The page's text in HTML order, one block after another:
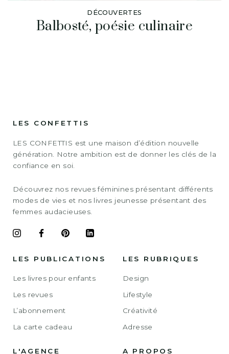
DÉCOUVERTES
Balbosté, poésie culinaire
LES CONFETTIS
LES CONFETTIS est une maison d’édition nouvelle
génération. Notre ambition est de donner les clés de la
confiance en soi.
Découvrez nos revues féminines présentant différents
modes de vies et nos livres jeunesse présentant des
femmes audacieuses.
LES PUBLICATIONS
Les livres pour enfants
Les revues
L’abonnement
La carte cadeau
LES RUBRIQUES
Design
Lifestyle
Créativité
Adresse
L'AGENCE A PROPOS